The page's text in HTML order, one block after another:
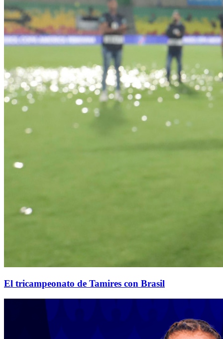
El tricampeonato de Tamires con Brasil